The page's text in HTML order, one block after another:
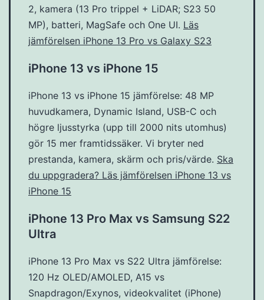
2, kamera (13 Pro trippel + LiDAR; S23 50
MP), batteri, MagSafe och One UI. Läs
jämförelsen iPhone 13 Pro vs Galaxy S23
iPhone 13 vs iPhone 15
iPhone 13 vs iPhone 15 jämförelse: 48 MP
huvudkamera, Dynamic Island, USB-C och
högre ljusstyrka (upp till 2000 nits utomhus)
gör 15 mer framtidssäker. Vi bryter ned
prestanda, kamera, skärm och pris/värde. Ska
du uppgradera? Läs jämförelsen iPhone 13 vs
iPhone 15
iPhone 13 Pro Max vs Samsung S22
Ultra
iPhone 13 Pro Max vs S22 Ultra jämförelse:
120 Hz OLED/AMOLED, A15 vs
Snapdragon/Exynos, videokvalitet (iPhone)